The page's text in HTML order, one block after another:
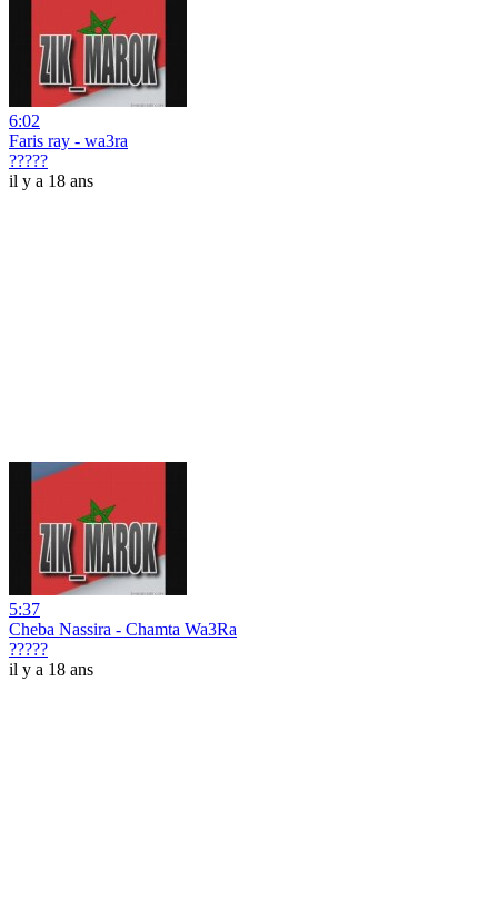
6:02
Faris ray - wa3ra
?????
il y a 18 ans
5:37
Cheba Nassira - Chamta Wa3Ra
?????
il y a 18 ans